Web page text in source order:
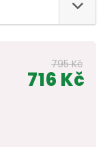
795 Kč
716 Kč